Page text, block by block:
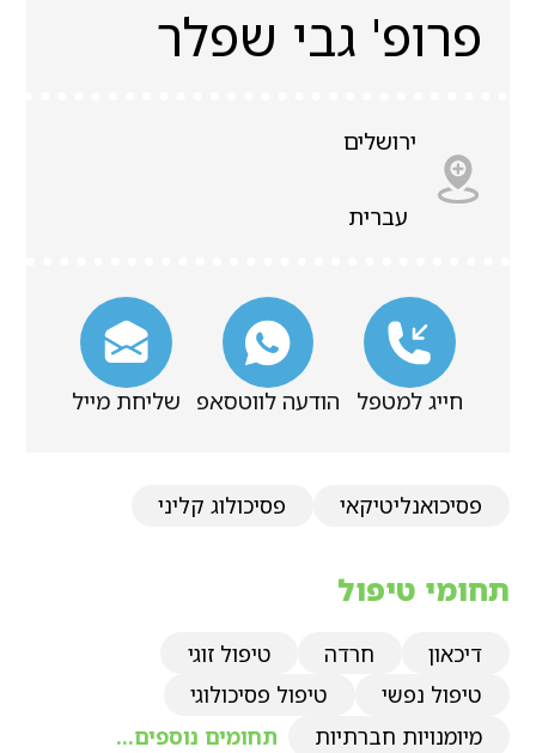
פרופ' גבי שפלר
ירושלים
עברית
חייג למטפל הודעה לווטסאפ שליחת מייל
פסיכואנליטיקאי פסיכולוג קליני
תחומי טיפול
דיכאון חרדה
טיפול זוגי
טיפול נפשי
טיפול פסיכולוגי
מיומנויות חברתיות
תחומים נוספים...